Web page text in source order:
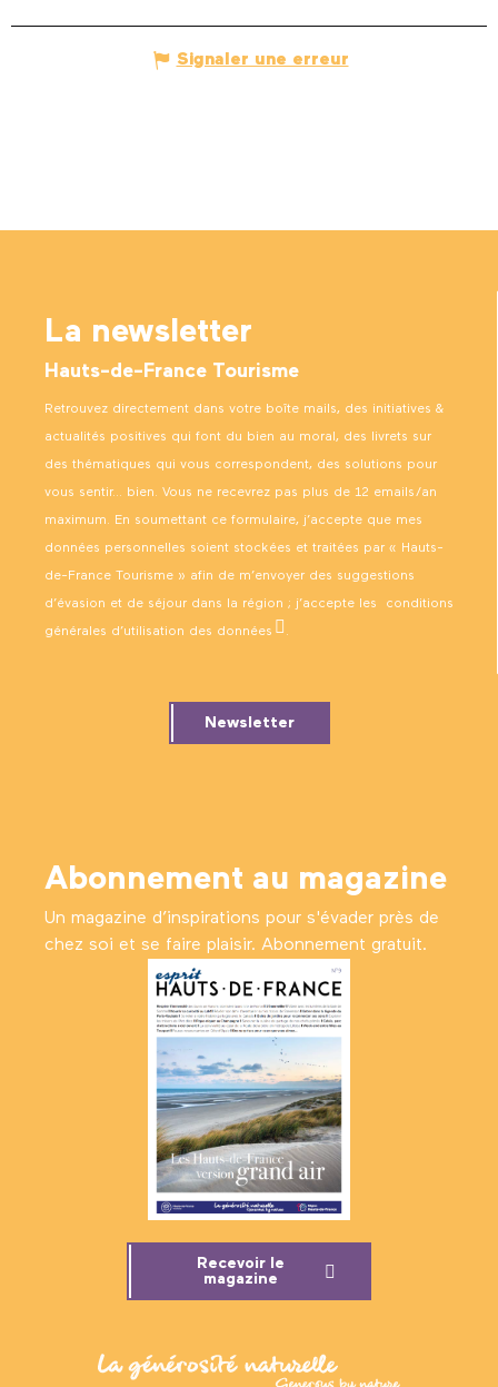
Signaler une erreur
La newsletter
Hauts-de-France Tourisme
Retrouvez directement dans votre boîte mails, des initiatives &
actualités positives qui font du bien au moral, des livrets sur
des thématiques qui vous correspondent, des solutions pour
vous sentir… bien. Vous ne recevrez pas plus de 12 emails/an
maximum. En soumettant ce formulaire, j’accepte que mes
données personnelles soient stockées et traitées par « Hauts-
de-France Tourisme » afin de m’envoyer des suggestions
d’évasion et de séjour dans la région ; j’accepte les conditions
générales d’utilisation des données .
Newsletter
Abonnement au magazine
Un magazine d’inspirations pour s'évader près de
chez soi et se faire plaisir. Abonnement gratuit.
Recevoir le
magazine